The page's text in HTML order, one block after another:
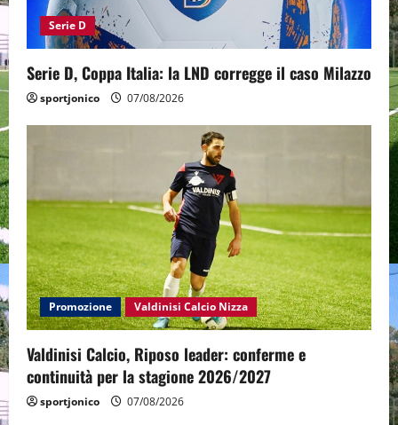
Serie D
Serie D, Coppa Italia: la LND corregge il caso Milazzo
sportjonico 07/08/2026
Promozione Valdinisi Calcio Nizza
Valdinisi Calcio, Riposo leader: conferme e
continuità per la stagione 2026/2027
sportjonico 07/08/2026